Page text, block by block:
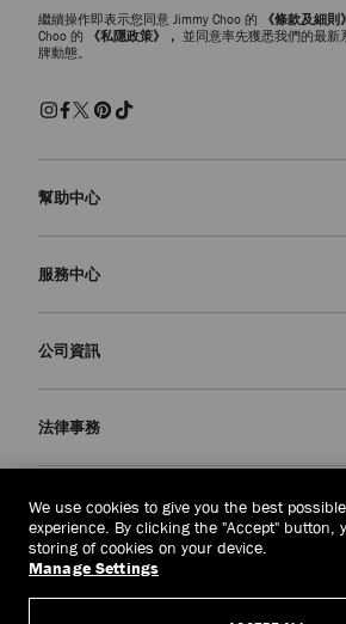
繼續操作即表示您同意 Jimmy Choo 的 《條款及細則
Choo 的
《私隱政策》， 並同意率先獲悉我們的最
牌動態。
幫助中心
常見問題解答
申請退貨
送貨
服務中心
定制服務
保修服務
公司資訊
我們的歷史
我們的影響與責任
我們的影響
匠心工藝
法律事務
條款與條件
被遺忘權
主體存取請求表
中國台灣(HK$)
We use cookies to give you the best
experience. By clicking the "Accept" button,
storing of cookies on your device.
Manage Settings